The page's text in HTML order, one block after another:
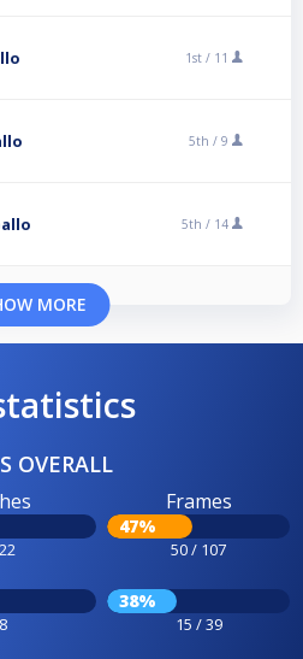
1st / 11
5th / 9
5th / 14
MORE
OVERALL
Frames
47%
50 / 107
38%
15 / 39